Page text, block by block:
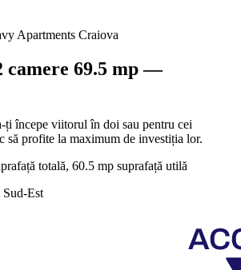
Apartments Craiova
camere 69.5 mp —
începe viitorul în doi sau pentru cei
să profite la maximum de investiția lor.
totală, 60.5 mp suprafață utilă
Sud-Est